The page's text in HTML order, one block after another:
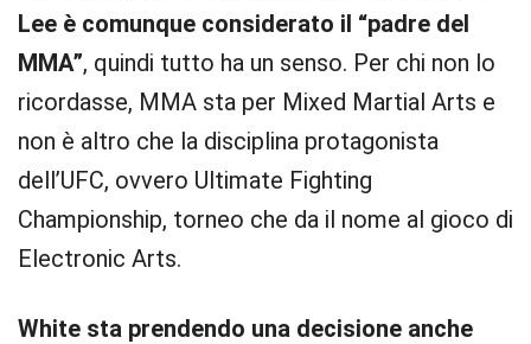
Lee è comunque considerato il “padre del
MMA”, quindi tutto ha un senso. Per chi non lo
ricordasse, MMA sta per Mixed Martial Arts e
non è altro che la disciplina protagonista
dell’UFC, ovvero Ultimate Fighting
Championship, torneo che da il nome al gioco di
Electronic Arts.
White sta prendendo una decisione anche